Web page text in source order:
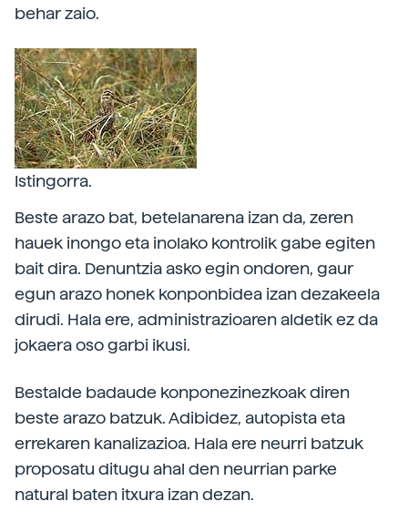
behar zaio.
Istingorra.
Beste arazo bat, betelanarena izan da, zeren
hauek inongo eta inolako kontrolik gabe egiten
bait dira. Denuntzia asko egin ondoren, gaur
egun arazo honek konponbidea izan dezakeela
dirudi. Hala ere, administrazioaren aldetik ez da
jokaera oso garbi ikusi.
Bestalde badaude konponezinezkoak diren
beste arazo batzuk. Adibidez, autopista eta
errekaren kanalizazioa. Hala ere neurri batzuk
proposatu ditugu ahal den neurrian parke
natural baten itxura izan dezan.